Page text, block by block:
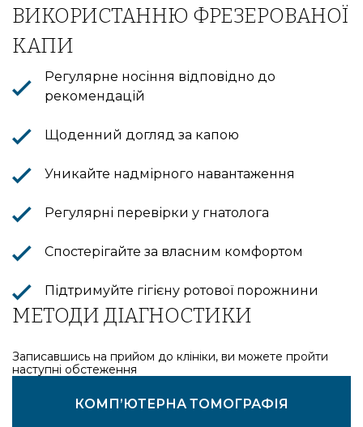
ВИКОРИСТАННЮ ФРЕЗЕРОВАНОЇ
КАПИ
Регулярне носіння відповідно до
рекомендацій
Щоденний догляд за капою
Уникайте надмірного навантаження
Регулярні перевірки у гнатолога
Спостерігайте за власним комфортом
Підтримуйте гігієну ротової порожнини
МЕТОДИ ДІАГНОСТИКИ
Записавшись на прийом до клініки, ви можете пройти
наступні обстеження
КОМП’ЮТЕРНА ТОМОГРАФІЯ